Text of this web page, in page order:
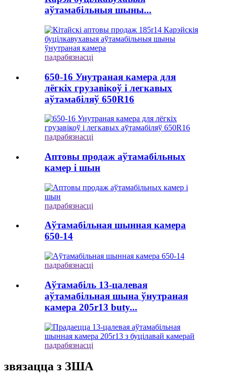
аўтамабільныя шыны...
падрабязнасці
650-16 Унутраная камера для
лёгкіх грузавікоў і легкавых
аўтамабіляў 650R16
падрабязнасці
Аптовы продаж аўтамабільных
камер і шын
падрабязнасці
Аўтамабільная шынная камера
650-14
падрабязнасці
Аўтамабіль 13-цалевая
аўтамабільная шына ўнутраная
камера 205r13 buty...
падрабязнасці
звязацца з ЗША